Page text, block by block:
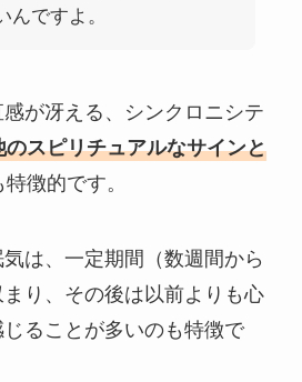
んですよ。
が冴える、シンクロニシテ
のスピリチュアルなサインと
徴的です。
は、一定期間（数週間から
り、その後は以前よりも心
ることが多いのも特徴で